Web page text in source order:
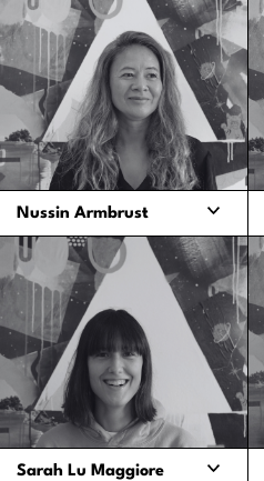
Projektmanagement,
Prozessmanagement
daniel.aalberts@oha-
music.com
Nussin Armbrust
Marketing,
Projektmanagement,
Promotion
nussin@oha-music.com
Sarah Lu Maggiore